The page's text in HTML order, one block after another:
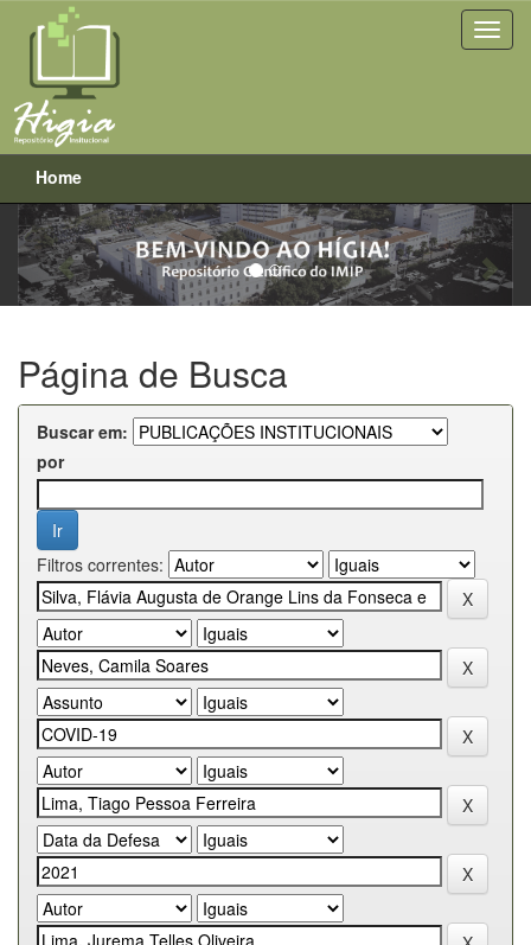
Skip
navigation
Home
Previous Next
Página de Busca
Buscar em:
por
Filtros correntes: